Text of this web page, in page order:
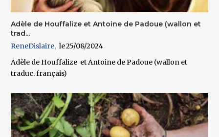
Adèle de Houffalize et Antoine de Padoue (wallon et
trad...
ReneDislaire
25/08/2024
Adèle de Houffalize et Antoine de Padoue (wallon et
traduc. français)